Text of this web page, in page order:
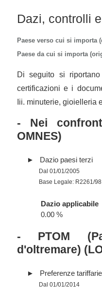
Dazi, controlli
Paese verso cui si importa
Paese da cui si importa
Di seguito si
certificazioni e i
Iii. minuterie, gioielleria
- Nei
OMNES)
Dazio paesi terzi
Dal 01/01/2005
Base Legale: R2261/98
Dazio applicabile
0.00 %
- PTOM
d'oltremare)
Preferenze tariffarie
Dal 01/01/2014